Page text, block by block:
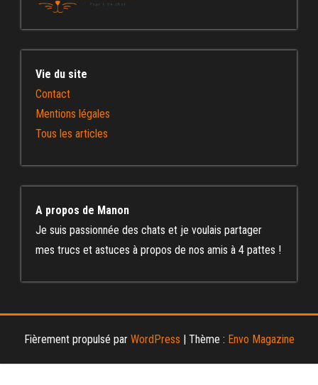
Vie du site
Contact
Mentions légales
Tous les articles
A propos de Manon
Je suis passionnée des chats et je voulais partager
mes trucs et astuces à propos de nos amis à 4 pattes !
Fièrement propulsé par WordPress Thème : Envo Magazine